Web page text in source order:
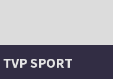
TVP SPORT